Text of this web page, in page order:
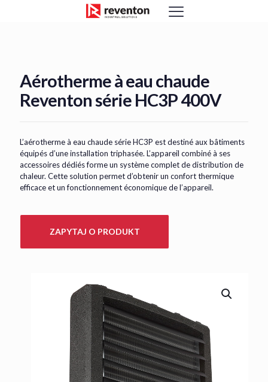
Aérotherme à eau chaude
Reventon série HC3P 400V
L’aérotherme à eau chaude série HC3P est destiné aux bâtiments
équipés d’une installation triphasée. L’appareil combiné à ses
accessoires dédiés forme un système complet de distribution de
chaleur. Cette solution permet d’obtenir un confort thermique
efficace et un fonctionnement économique de l’appareil.
ZAPYTAJ O PRODUKT